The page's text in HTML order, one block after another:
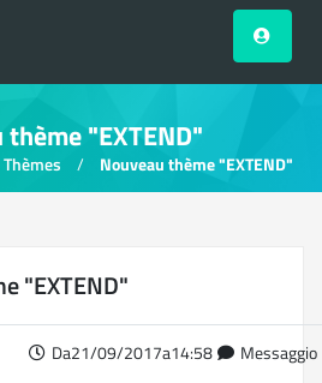
"EXTEND"
Thèmes Nouveau thème "EXTEND"
"EXTEND"
Da21/09/2017a14:58